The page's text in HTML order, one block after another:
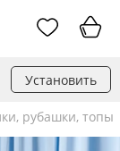
Установить
рубашки, топы